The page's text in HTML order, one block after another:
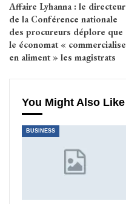
Affaire Lyhanna : le directeur
de la Conférence nationale
des procureurs déplore que
le économat « commercialise
en aliment » les magistrats
You Might Also Like
BUSINESS